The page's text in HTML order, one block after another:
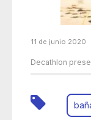
11 de junio 2020
Decathlon